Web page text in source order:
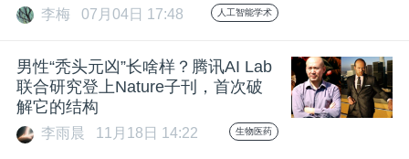
网
公
开
李梅 07月04日 17:48 人工智能学术
男性“秃头元凶”长啥样？腾讯AI Lab
联合研究登上Nature子刊，首次破
解它的结构
李雨晨 11月18日 14:22 生物医药